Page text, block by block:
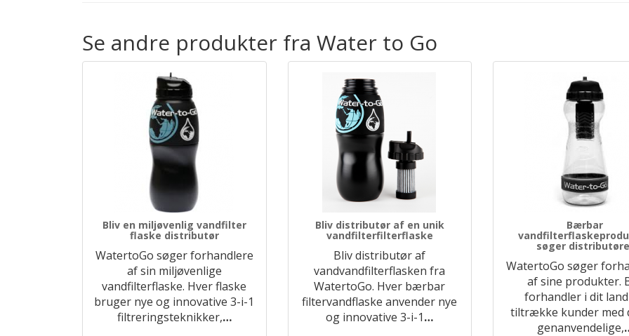
Se andre produkter fra Water to Go
Bliv en miljøvenlig vandfilter
flaske distributør
WatertoGo søger forhandlere
af sin miljøvenlige
vandfilterflaske. Hver flaske
bruger nye og innovative 3-i-1
filtreringsteknikker,…
Bliv distributør af en unik
vandfilterfilterflaske
Bliv distributør af
vandvandfilterflasken fra
WatertoGo. Hver bærbar
filtervandflaske anvender nye
og innovative 3-i-1…
Bærbar
søger
WatertoGo søger
af sine produkter.
forhandler i dit
tiltrække kunder med
genanvendelige,